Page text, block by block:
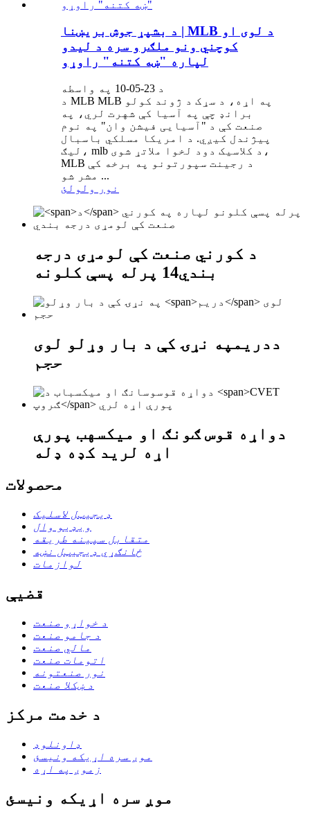
د بشپړ جوش بریښنا | MLB د لوی او
کوچني ونو ملګرو سره د لیدو
لپاره "ښه کتنه" راوړو
د 23-05-10 په واسطه
د MLB MLB په اړه، د سړک د ژوند کولو
برانډ چې په آسیا کې شهرت لري، په
صنعت کې د "آسیایی فیشن وان" په نوم
پیژندل کیږي. د امریکا مسلکي باسبال
لیګ، mlb د کلاسیک دود لخوا ملاتړ شوی،
MLB د رجینت سپورتونو په برخه کې
مشر شو ...
نور ولولئ
د کورني صنعت کې لومړی درجه
بندي14 پرله پسې کلونه
ددریمپه نړۍ کې د بار وړلو لوی
حجم
دواړه قوس ګونګ او میکسهب پورې
اړه لريد کډه ډله
محصولات
ډیجیټل لاسلیک
ویډیو وال
متقابل سپینه طریقه
ځانګړي ډیجیټل نښه
لوازمات
قضیې
د خواړو صنعت
د جامو صنعت
مالي صنعت
اتومات صنعت
نور صنعتونه
د ښکلا صنعت
د خدمت مرکز
ډاونلوډ
موږ سره اړیکه ونیسئ
زموږ په اړه
موږ سره اړیکه ونیسئ